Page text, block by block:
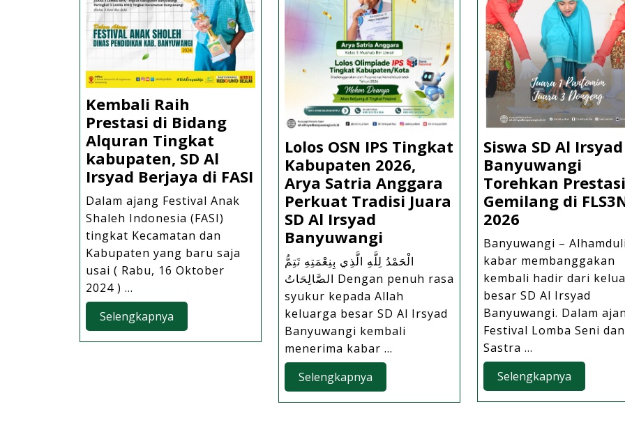
Kembali Raih
Prestasi di Bidang
Alquran Tingkat
kabupaten, SD Al
Irsyad Berjaya di FASI Kembali
Raih
Prestasi
Bidang
Alquran
Tingkat
kabupaten,
Al
Irsyad
Berjaya
Dalam ajang Festival Anak
Shaleh Indonesia (FASI)
tingkat Kecamatan dan
Kabupaten yang baru saja
usai ( Rabu, 16 Oktober
2024 ) ...
Selengkapnya
Lolos OSN IPS Tingkat
Kabupaten 2026,
Arya Satria Anggara
Perkuat Tradisi Juara
SD Al Irsyad
BanyuwangiLolos
OSN
IPS
Tingkat
Kabupaten
2026,
Satria
Perkuat
الْحَمْدُ لِلَّهِ الَّذِي بِنِعْمَتِهِ تَتِمُّ
الصَّالِحَاتُ Dengan penuh rasa
syukur kepada Allah
keluarga besar SD Al Irsyad
Banyuwangi kembali
menerima kabar ...
SelengkapnyaSelengkapnya
Siswa SD Al Irsyad
Banyuwangi
Torehkan Prestasi
Gemilang di
2026Siswa
SD
Al
Irsyad
Banyuwangi
Torehkan
Prestasi
Gemilang
di
FLS3N
2026
Banyuwangi –
kabar membanggakan
kembali hadir dari
besar SD Al Irsyad
Banyuwangi. Dalam
Festival Lomba Seni dan
Sastra ...
Selengkapnya